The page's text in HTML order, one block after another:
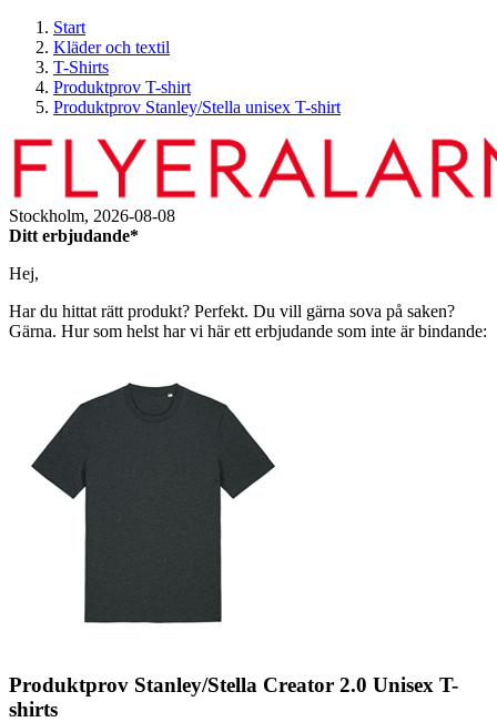
Start
Kläder och textil
T-Shirts
Produktprov T-shirt
Produktprov Stanley/Stella unisex T-shirt
Stockholm, 2026-08-08
Ditt erbjudande*
Hej,
Har du hittat rätt produkt? Perfekt. Du vill gärna sova på saken?
Gärna. Hur som helst har vi här ett erbjudande som inte är bindande:
Produktprov Stanley/Stella Creator 2.0 Unisex T-
shirts